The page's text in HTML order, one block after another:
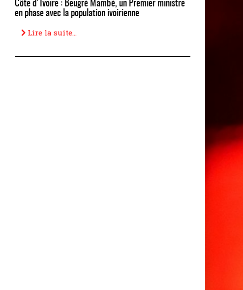
Côte d'Ivoire : Beugré Mambé, un Premier ministre
en phase avec la population ivoirienne
Lire la suite...